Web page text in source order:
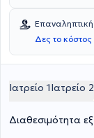
Δες το κόστος
Ιατρείο 1Ιατρείο 2
Διαθεσιμότητα